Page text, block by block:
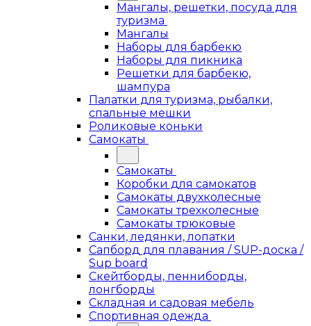
Мангалы, решетки, посуда для
туризма
Мангалы
Наборы для барбекю
Наборы для пикника
Решетки для барбекю,
шампура
Палатки для туризма, рыбалки,
спальные мешки
Роликовые коньки
Самокаты
Самокаты
Коробки для самокатов
Самокаты двухколесные
Самокаты трехколесные
Самокаты трюковые
Санки, ледянки, лопатки
Сапборд для плавания / SUP-доска /
Sup board
Скейтборды, пенниборды,
лонгборды
Складная и садовая мебель
Спортивная одежда